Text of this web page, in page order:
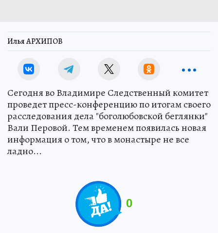
Илья АРХИПОВ
Сегодня во Владимире Следственный комитет
проведет пресс-конференцию по итогам своего
расследования дела "боголюбовской беглянки"
Вали Перовой. Тем временем появилась новая
информация о том, что в монастыре не все
ладно...
0